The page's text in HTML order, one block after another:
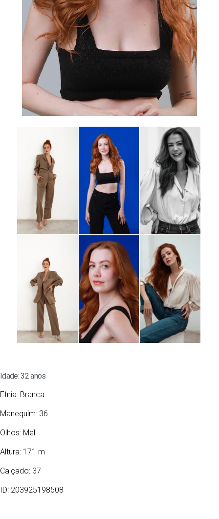
Idade: 32 anos
Etnia: Branca
Manequim: 36
Olhos: Mel
Altura: 171 m
Calçado: 37
ID: 203925198508